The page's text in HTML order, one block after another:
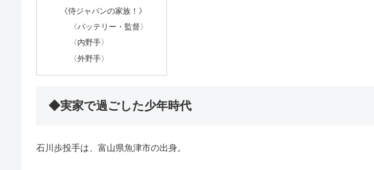
《侍ジャパンの家族！》
〈バッテリー・監督〉
〈内野手〉
〈外野手〉
◆実家で過ごした少年時代
石川歩投手は、富山県魚津市の出身。